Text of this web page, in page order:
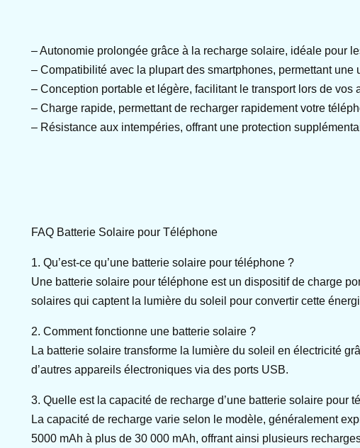
– Autonomie prolongée grâce à la recharge solaire, idéale pour
– Compatibilité avec la plupart des smartphones, permettant
– Conception portable et légère, facilitant le transport lors de vos
– Charge rapide, permettant de recharger rapidement votre
– Résistance aux intempéries, offrant une protection
FAQ Batterie Solaire pour Téléphone
1. Qu’est-ce qu’une batterie solaire pour téléphone ?
Une batterie solaire pour téléphone est un dispositif de charge
solaires qui captent la lumière du soleil pour convertir cette
2. Comment fonctionne une batterie solaire ?
La batterie solaire transforme la lumière du soleil en électricité
d’autres appareils électroniques via des ports USB.
3. Quelle est la capacité de recharge d’une batterie solaire pour
La capacité de recharge varie selon le modèle, généralement
5000 mAh à plus de 30 000 mAh, offrant ainsi plusieurs